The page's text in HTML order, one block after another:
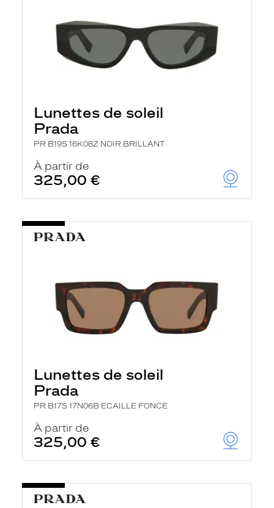
Lunettes de soleil
Prada
PR B19S 16K08Z NOIR BRILLANT
À partir de
325,00 €
Lunettes de soleil
Prada
PR B17S 17N06B ECAILLE FONCE
À partir de
325,00 €